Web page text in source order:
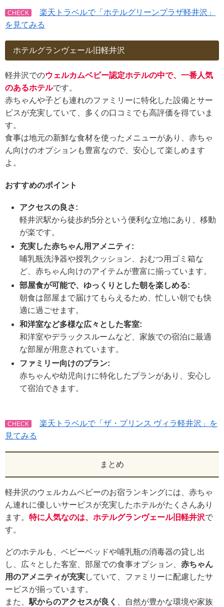
CHECK
楽天トラベルで「ホテルグリーンプラザ軽井沢」
を⾒てみる
ホテルグランヴェール旧軽井沢
軽井沢でのウェルカムベビー認定ホテルの中で、一番人気
のあるホテルです。
赤ちゃんや子ども連れのファミリーに特化した設備とサー
ビスが充実していて、多くの口コミでも高評価を得ていま
す。
食事は地元の新鮮な食材を使ったメニューがあり、赤ちゃ
ん向けのオプションも豊富なので、安心して楽しめます
よ。
おすすめのポイント
アクセスの良さ:
軽井沢駅から徒歩約5分という便利な立地にあり、移動
が楽です。
充実した赤ちゃん用アメニティ:
哺乳瓶洗浄器や授乳クッション、おむつ用ゴミ箱な
ど、赤ちゃん向けのアイテムが豊富に揃っています。
部屋食が可能で、ゆっくりとした朝を楽しめる:
朝食は部屋まで届けてもらえるため、忙しい朝でも快
適に過ごせます。
和洋室など多様な広々とした客室:
和洋室やデラックスルームなど、家族での宿泊に最適
な部屋が用意されています。
ファミリー向けのプラン:
赤ちゃんや幼児向けに特化したプランがあり、安心し
て宿泊できます。
CHECK
楽天トラベルで「ザ・プリンス ヴィラ軽井沢」を
⾒てみる
まとめ
軽井沢のウェルカムベビーのお宿ランキングには、赤ちゃ
ん連れに優しいサービスが充実したホテルがたくさんあり
ます。 特に人気なのは、ホテルグランヴェール旧軽井沢で
す。
どのホテルも、ベビーベッドや哺乳瓶の消毒器の貸し出
し、広々とした客室、部屋での食事オプション、 赤ちゃん
用のアメニティが充実していて、ファミリーに配慮したサ
ービスが揃っています。
また、 駅からのアクセスが良く
、自然が豊かな環境や家族